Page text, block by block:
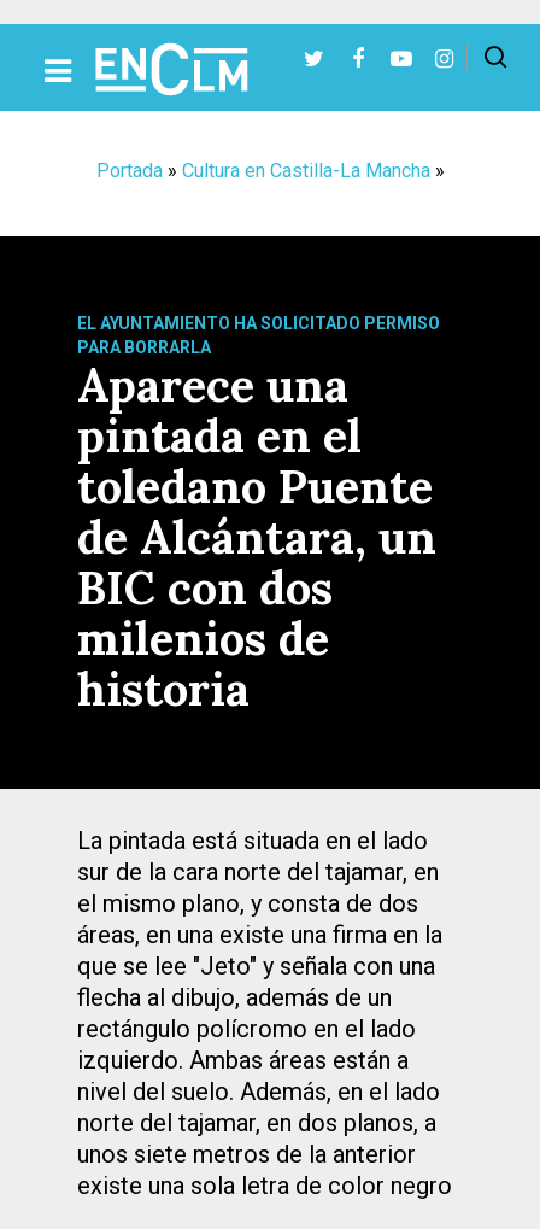
Portada» Cultura en Castilla-La Mancha»
EL AYUNTAMIENTO HA SOLICITADO PERMISO
PARA BORRARLA
Aparece una
pintada en el
toledano Puente
de Alcántara, un
BIC con dos
milenios de
historia
La pintada está situada en el lado
sur de la cara norte del tajamar, en
el mismo plano, y consta de dos
áreas, en una existe una firma en la
que se lee "Jeto" y señala con una
flecha al dibujo, además de un
rectángulo polícromo en el lado
izquierdo. Ambas áreas están a
nivel del suelo. Además, en el lado
norte del tajamar, en dos planos, a
unos siete metros de la anterior
existe una sola letra de color negro